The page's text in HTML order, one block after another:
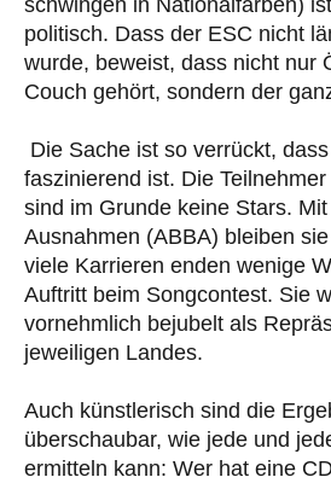
schwingen in Nationalfarben)
politisch. Dass der ESC nicht
wurde, beweist, dass nicht nur
Couch gehört, sondern der
Die Sache ist so verrückt,
faszinierend ist. Die
sind im Grunde keine Stars.
Ausnahmen (ABBA) bleiben
viele Karrieren enden wenige
Auftritt beim Songcontest. Sie
vornehmlich bejubelt als
jeweiligen Landes.
Auch künstlerisch sind die
überschaubar, wie jede und
ermitteln kann: Wer hat eine